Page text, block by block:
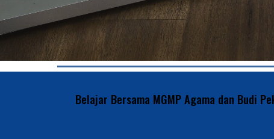
Belajar Bersama MGMP Agama dan Budi